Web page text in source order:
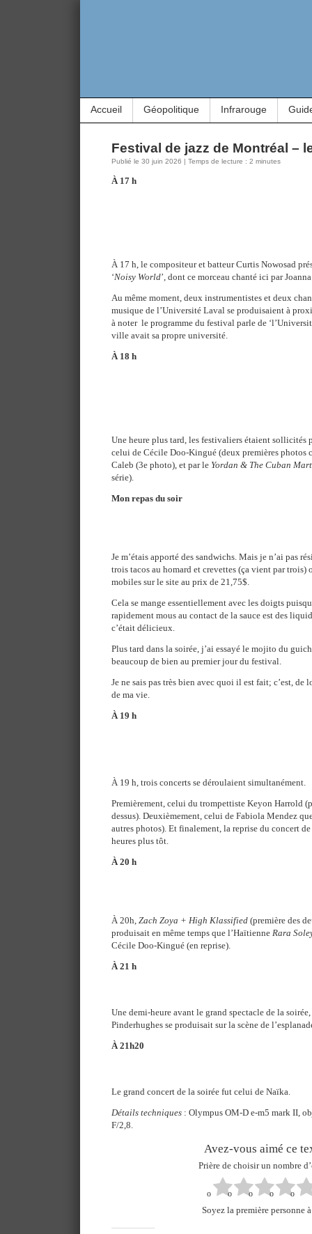
Accueil Géopolitique Infrarouge
Festival de jazz de Montréal –
Publié le 30 juin 2026 | Temps de lecture : 2 minutes
À 17 h
À 17 h, le compositeur et batteur Curtis Nowosad
‘Noisy World’, dont ce morceau chanté ici par
Au même moment, deux instrumentistes et deux
musique de l’Université Laval se produisaient à
à noter le programme du festival parle de
ville avait sa propre université.
À 18 h
Une heure plus tard, les festivaliers étaient sollicités
celui de Cécile Doo-Kingué (deux premières photos
Caleb (3e photo), et par le Yordan & The Cuban
série).
Mon repas du soir
Je m’étais apporté des sandwichs. Mais je n’ai pas
trois tacos au homard et crevettes (ça vient par trois)
mobiles sur le site au prix de 21,75$.
Cela se mange essentiellement avec les doigts
rapidement mous au contact de la sauce est des
c’était délicieux.
Plus tard dans la soirée, j’ai essayé le mojito du
beaucoup de bien au premier jour du festival.
Je ne sais pas très bien avec quoi il est fait; c’est,
de ma vie.
À 19 h
À 19 h, trois concerts se déroulaient simultanément.
Premièrement, celui du trompettiste Keyon Harrold
dessus). Deuxièmement, celui de Fabiola Mendez
autres photos). Et finalement, la reprise du concert
heures plus tôt.
À 20 h
À 20h, Zach Zoya + High Klassified (première des
produisait en même temps que l’Haïtienne Rara
Cécile Doo-Kingué (en reprise).
À 21 h
Une demi-heure avant le grand spectacle de la
Pinderhughes se produisait sur la scène de
À 21h20
Le grand concert de la soirée fut celui de Naïka.
Détails techniques : Olympus OM-D e-m5 mark II,
F/2,8.
Avez-vous aimé ce
Prière de choisir un nombre
Soyez la première personne